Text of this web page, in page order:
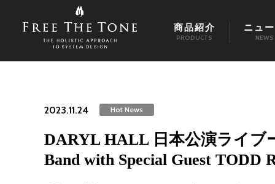
商品紹介
PRODUCTS
ニュ
NEWS
2023.11.24 Hot News
DARYL HALL 日本公演ライブ
Band with Special Guest TODD